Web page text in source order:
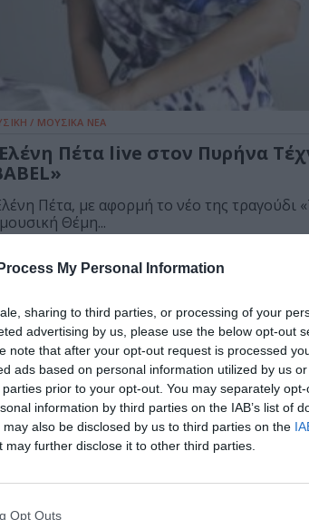
My Personal Information
sharing to third parties, or processing of your
advertising by us, please use the below opt-out
note that after your opt-out request is processed
ads based on personal information utilized by us
prior to your opt-out. You may separately
information by third parties on the IAB’s list of
also be disclosed by us to third parties on the
may further disclose it to other third parties.
Opt Outs
/ ΜΟΥΣΙΚΑ ΝΕΑ
Πέτα live στον Πυρήνα
Πέτα, με αφορμή το νέο της τραγούδι
Θέμη...